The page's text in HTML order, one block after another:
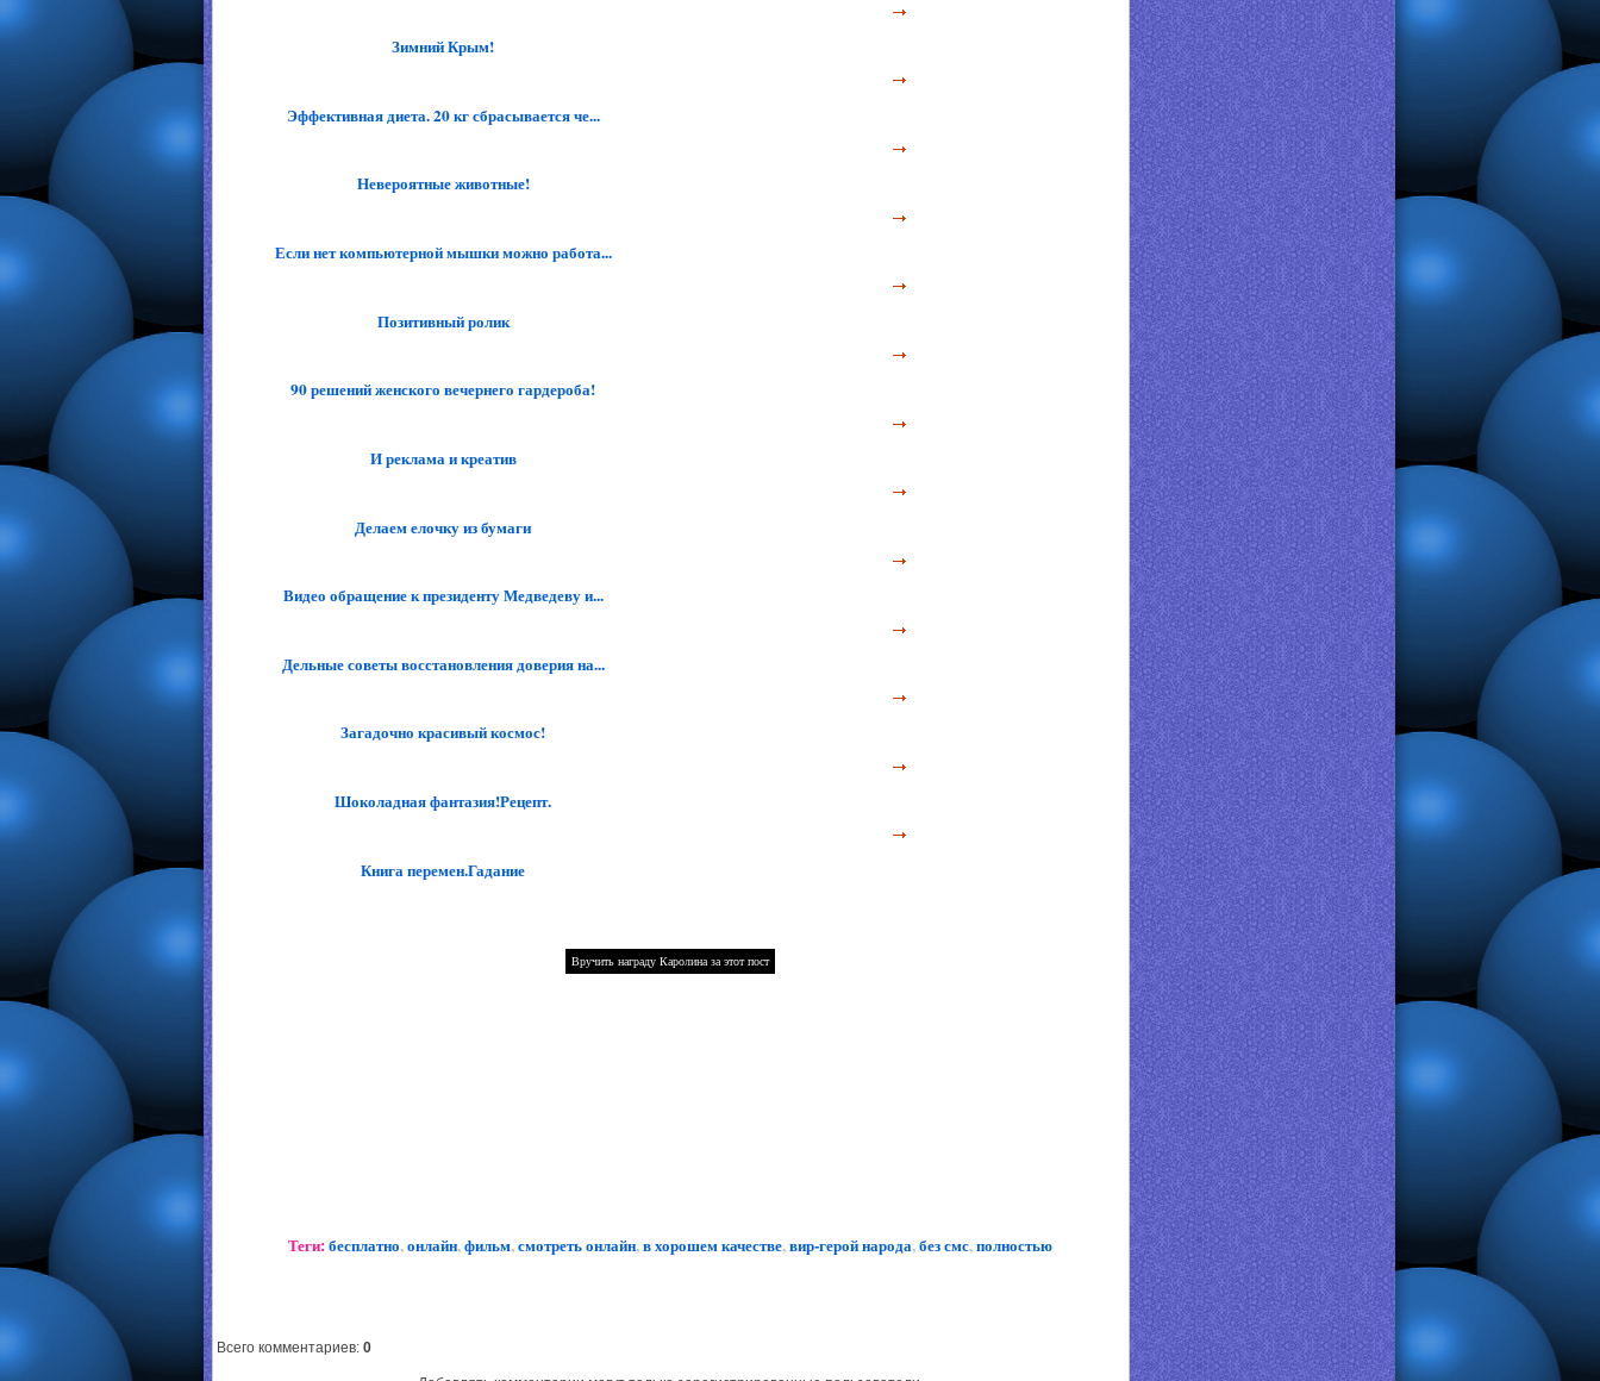
Зимний Крым!
Эффективная диета. 20 кг сбрасывается че...
Невероятные животные!
Если нет компьютерной мышки можно работа...
Позитивный ролик
90 решений женского вечернего гардероба!
И реклама и креатив
Делаем елочку из бумаги
Видео обращение к президенту Медведеву и...
Дельные советы восстановления доверия на...
Загадочно красивый космос!
Шоколадная фантазия!Рецепт.
Книга перемен.Гадание
Теги:бесплатно,онлайн,фильм,смотреть онлайн,в хорошем качестве,вир-герой народа,без смс,полностью
Всего комментариев: 0